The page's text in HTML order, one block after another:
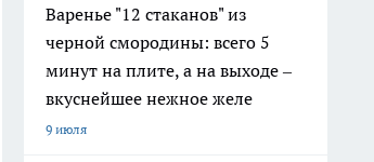
Варенье "12 стаканов" из
черной смородины: всего 5
минут на плите, а на выходе –
вкуснейшее нежное желе
9 июля